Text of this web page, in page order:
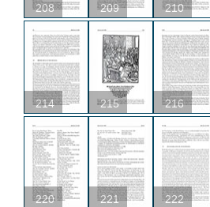
208 209 210
214 215 216
220 221 222